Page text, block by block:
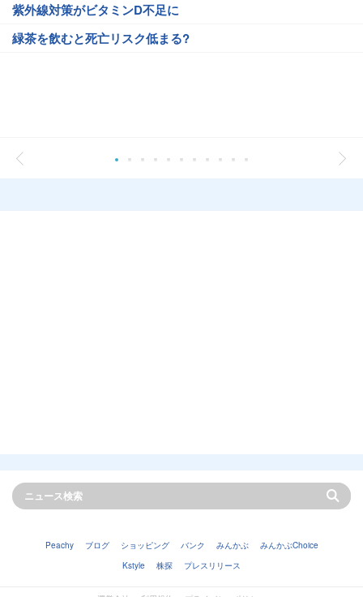
紫外線対策がビタミンD不足に
緑茶を飲むと死亡リスク低まる?
Peachy ブログ ショッピング バンク みんかぶ
みんかぶChoice
Kstyle
株探 プレスリリース